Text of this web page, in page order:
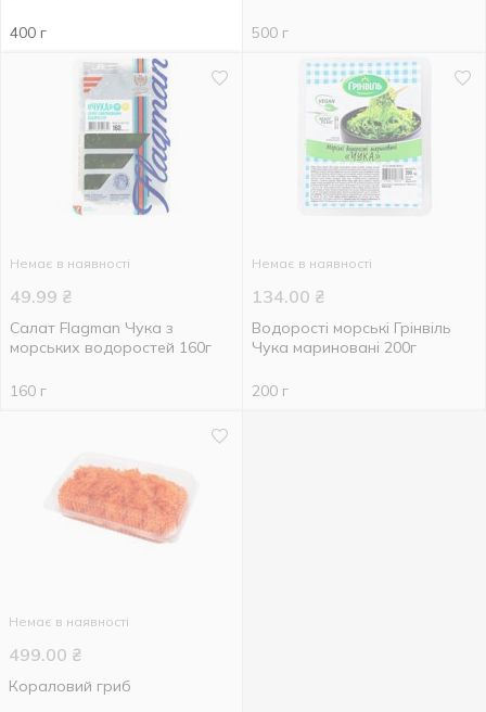
400 г 500 г
Немає в наявності
49.99 ₴
Салат Flagman Чука з
морських водоростей 160г
160 г
Немає в наявності
134.00 ₴
Водорості морські Грінвіль
Чука мариновані 200г
200 г
Немає в наявності
499.00 ₴
Кораловий гриб